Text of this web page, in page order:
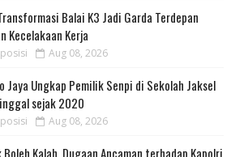
Balai K3 Jadi Garda Terdepan
Kecelakaan Kerja
Aug 08, 2026
Jaya Ungkap Pemilik Senpi di Sekolah Jaksel
sejak 2020
Aug 08, 2026
Boleh Kalah, Dugaan Ancaman terhadap Kapolri